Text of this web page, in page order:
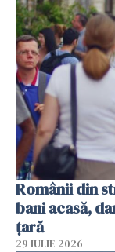
Românii din
bani acasă,
țară
29 IULIE 2026